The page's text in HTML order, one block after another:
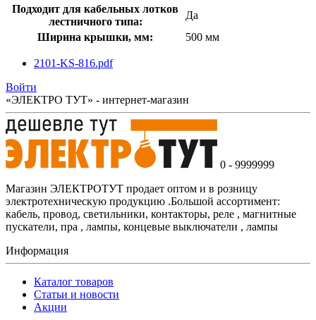
Подходит для кабельных лотков
лестничного типа:
Да
Ширина крышки, мм:
500 мм
2101-KS-816.pdf
Войти
«ЭЛЕКТРО ТУТ» - интернет-магазин
0 - 9999999
Магазин ЭЛЕКТРОТУТ продает оптом и в розницу
электротехническую продукцию .Большой ассортимент:
кабель, провод, светильники, контакторы, реле , магнитные
пускатели, пра , лампы, концевые выключатели , лампы
Информация
Каталог товаров
Статьи и новости
Акции